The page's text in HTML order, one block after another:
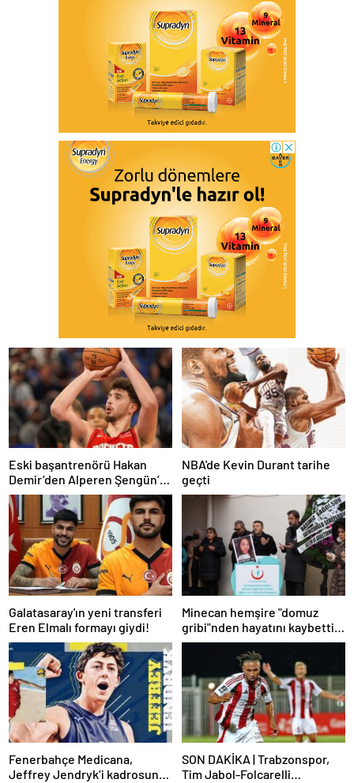
Eski başantrenörü Hakan
Demir’den Alperen Şengün’e
övgü
NBA'de Kevin Durant tarihe
geçti
Galatasaray'ın yeni transferi
Eren Elmalı formayı giydi!
Minecan hemşire "domuz
gribi"nden hayatını kaybetti –
Haberler | Sağlık Haberleri
Fenerbahçe Medicana,
Jeffrey Jendryk’i kadrosuna
SON DAKİKA | Trabzonspor,
Tim Jabol-Folcarelli